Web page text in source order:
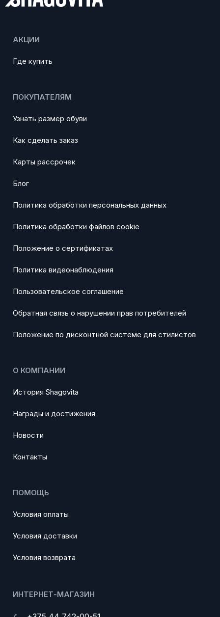
АКЦИИ
Где купить
ПОКУПАТЕЛЯМ
Узнать размер обуви
Как сделать заказ
Карты рассрочек
Блог
Политика обработки персональных данных
Политика обработки файлов cookie
Положение о сертификатах
Политика видеонаблюдения
Пользовательское соглашение
Обратная связь о нарушении прав потребителей
Положение по дисконтной системе для стилистов
О КОМПАНИИ
История Shagovita
Награды и достижения
Новости
Контакты
ПОМОЩЬ
Условия оплаты
Условия доставки
Условия возврата
ИНТЕРНЕТ-МАГАЗИН